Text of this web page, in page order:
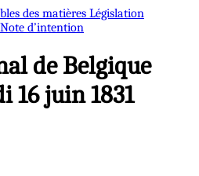
des matières Législation
Note d’intention
de Belgique
16 juin 1831